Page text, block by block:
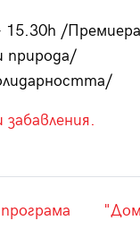
15.30h /
природа/
програма